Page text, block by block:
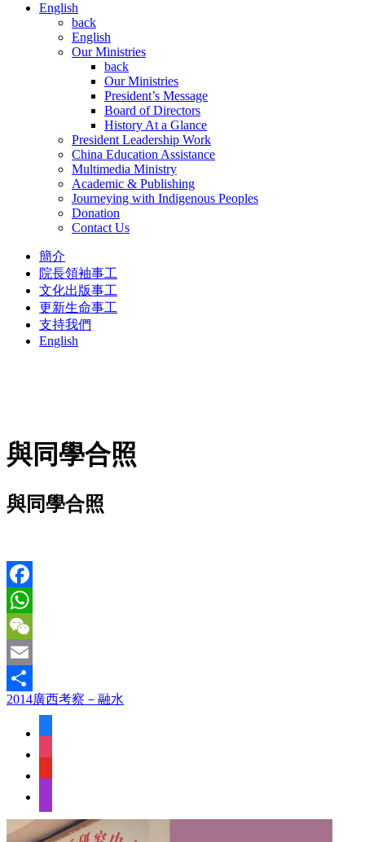
English
back
English
Our Ministries
back
Our Ministries
President’s Message
Board of Directors
History At a Glance
President Leadership Work
China Education Assistance
Multimedia Ministry
Academic & Publishing
Journeying with Indigenous Peoples
Donation
Contact Us
簡介
院長領袖事工
文化出版事工
更新生命事工
支持我們
English
與同學合照
與同學合照
Facebook
WhatsApp
WeChat
Email
Share
2014廣西考察－融水